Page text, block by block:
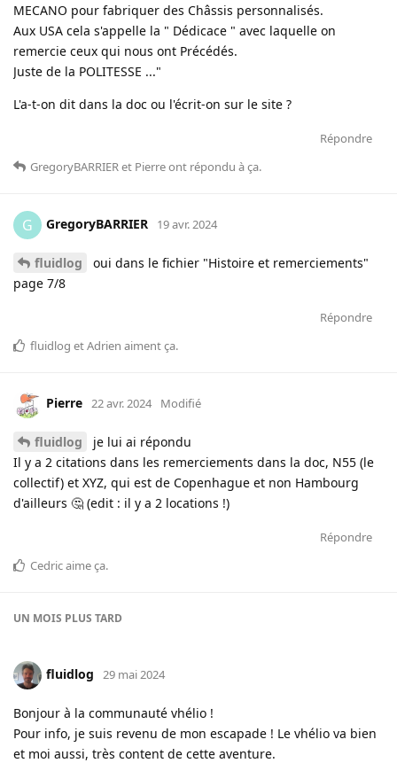
MECANO pour fabriquer des Châssis personnalisés.
Aux USA cela s'appelle la " Dédicace " avec laquelle on
remercie ceux qui nous ont Précédés.
Juste de la POLITESSE ..."
L'a-t-on dit dans la doc ou l'écrit-on sur le site ?
Répondre
GregoryBARRIERet Pierreont répondu à ça.
G GregoryBARRIER 19 avr. 2024
fluidlog
oui dans le fichier "Histoire et remerciements"
page 7/8
Répondre
fluidlog etAdrien aiment ça.
Pierre 22 avr. 2024 Modifié
fluidlog
je lui ai répondu
Il y a 2 citations dans les remerciements dans la doc, N55 (le
collectif) et XYZ, qui est de Copenhague et non Hambourg
d'ailleurs 🤔 (edit : il y a 2 locations !)
Répondre
Cedricaime ça.
UN MOIS PLUS TARD
fluidlog 29 mai 2024
Bonjour à la communauté vhélio !
Pour info, je suis revenu de mon escapade ! Le vhélio va bien
et moi aussi, très content de cette aventure.